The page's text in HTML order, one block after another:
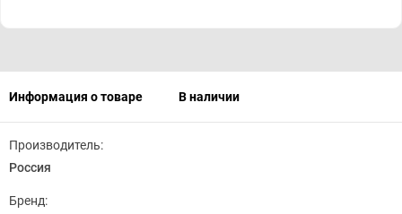
Информация о товаре В наличии
Производитель:
Россия
Бренд: